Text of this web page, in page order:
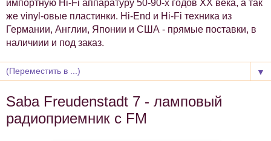
импортную Hi-Fi аппаратуру 50-90-х годов XX века, а так
же vinyl-овые пластинки. Hi-End и Hi-Fi техника из
Германии, Англии, Японии и США - прямые поставки, в
наличиии и под заказ.
▼
Saba Freudenstadt 7 - ламповый
радиоприемник с FM